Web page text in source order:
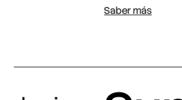
Saber más